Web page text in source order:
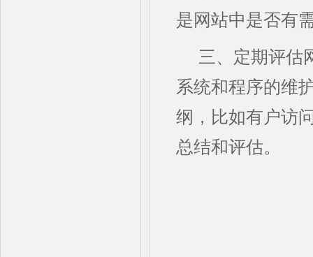
是网站中是否有
三、定期评估
系统和程序的维
纲，比如有户访
总结和评估。